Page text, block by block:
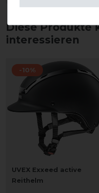
Diese Produkte
interessieren
-10%
UVEX Exxeed active
Reithelm